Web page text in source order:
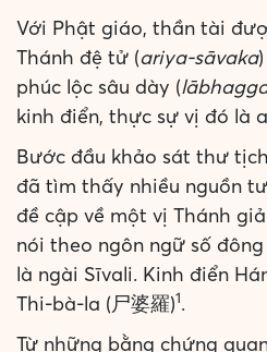
Với Phật giáo, thần tài
Thánh đệ tử (ariya-sāvaka
phúc lộc sâu dày (
kinh điển, thực sự vị đó là
Bước đầu khảo sát thư
đã tìm thấy nhiều nguồn
đề cập về một vị Thánh
nói theo ngôn ngữ số
là ngài Sīvali. Kinh điển
Thi-bà-la (尸婆羅)1.
Từ những bằng chứng